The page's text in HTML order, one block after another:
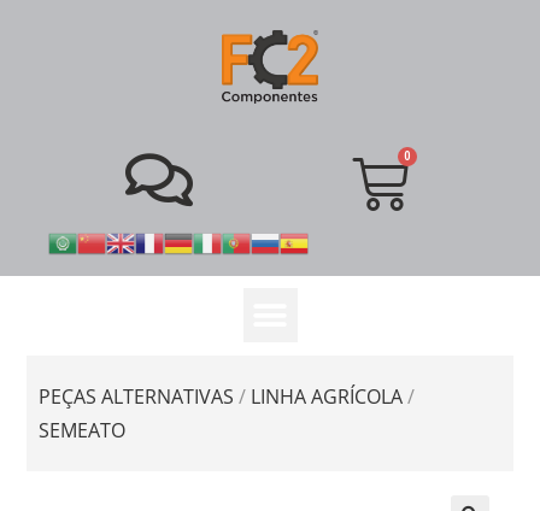
PEÇAS ALTERNATIVAS / LINHA AGRÍCOLA/
SEMEATO